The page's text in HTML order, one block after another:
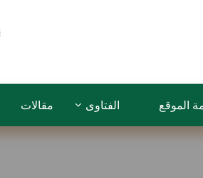
الموقع الفتاوى مقالات